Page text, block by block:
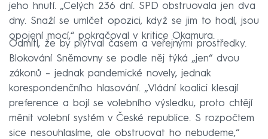
jeho hnutí. „Celých 236 dní. SPD obstruovala jen dva
dny. Snaží se umlčet opozici, když se jim to hodí, jsou
opojení mocí,“ pokračoval v kritice Okamura.
Odmítl, že by plýtval časem a veřejnými prostředky.
Blokování Sněmovny se podle něj týká „jen“ dvou
zákonů – jednak pandemické novely, jednak
korespondenčního hlasování. „Vládní koalici klesají
preference a bojí se volebního výsledku, proto chtějí
měnit volební systém v České republice. S rozpočtem
sice nesouhlasíme, ale obstruovat ho nebudeme,“